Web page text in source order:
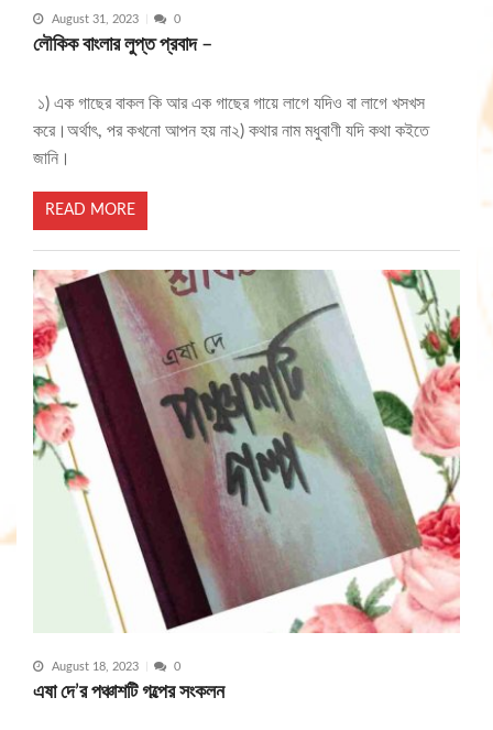
August 31, 2023 0
লৌকিক বাংলার লুপ্ত প্রবাদ –
১) এক গাছের বাকল কি আর এক গাছের গায়ে লাগে যদিও বা লাগে খসখস
করে।অর্থাৎ, পর কখনো আপন হয় না২) কথার নাম মধুবাণী যদি কথা কইতে
জানি।
READ MORE
August 18, 2023 0
এষা দে’র পঞ্চাশটি গল্পের সংকলন